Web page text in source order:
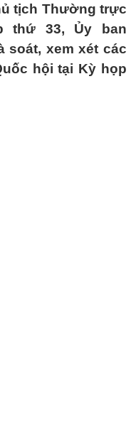
tịch Thường trực
thứ 33, Ủy ban
soát, xem xét các
hội tại Kỳ họp